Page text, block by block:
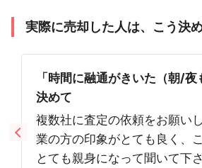
実際に売却した人は、こう決
「時間に融通がきいた（朝/
決めて
複数社に査定の依頼をお願い
業の方の印象がとても良く、
とても親身になって聞いて下